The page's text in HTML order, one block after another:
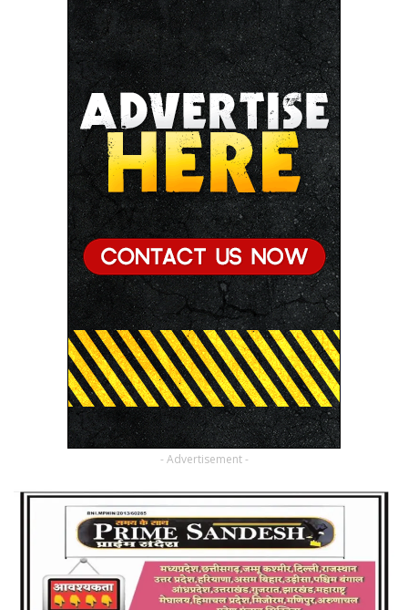
- Advertisement -